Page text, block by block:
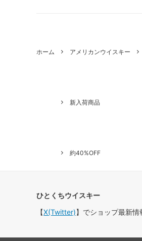
ホーム アメリカンウイスキー
新入荷商品
約40%OFF
ひとくちウイスキー
【X(Twitter)】でショップ最新情